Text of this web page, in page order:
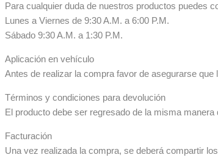
Para cualquier duda de nuestros productos puedes
Lunes a Viernes de 9:30 A.M. a 6:00 P.M.
Sábado 9:30 A.M. a 1:30 P.M.
Aplicación en vehículo
Antes de realizar la compra favor de asegurarse
Términos y condiciones para devolución
El producto debe ser regresado de la misma
Facturación
Una vez realizada la compra, se deberá compartir